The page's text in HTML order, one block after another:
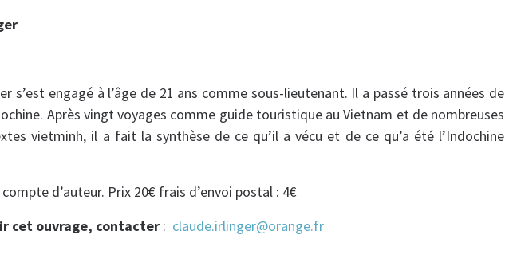
s’est engagé à l’âge de 21 ans comme sous-lieutenant. Il a passé trois années de
Après vingt voyages comme guide touristique au Vietnam et de nombreuses
vietminh, il a fait la synthèse de ce qu’il a vécu et de ce qu’a été l’Indochine
d’auteur. Prix 20€ frais d’envoi postal : 4€
cet ouvrage, contacter : claude.irlinger@orange.fr